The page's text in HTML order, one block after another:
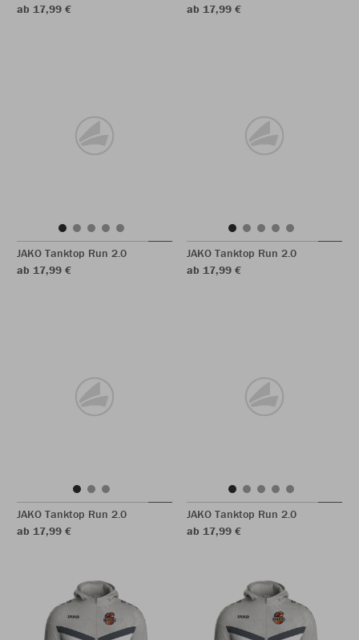
ab 17,99 €
ab 17,99 €
JAKO Tanktop Run 2.0
ab 17,99 €
JAKO Tanktop Run 2.0
ab 17,99 €
JAKO Tanktop Run 2.0
ab 17,99 €
JAKO Tanktop Run 2.0
ab 17,99 €